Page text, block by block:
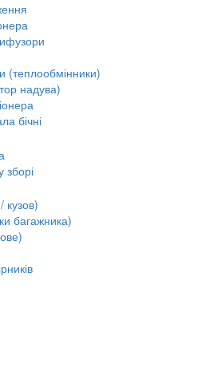
(теплообмінники)
надува)
бічні
зборі
кузов)
багажника)